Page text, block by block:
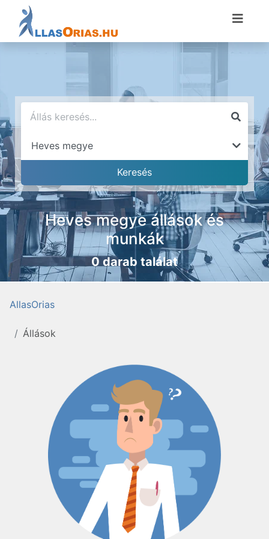
Heves megye állások és
munkák
0 darab találat
AllasOrias
Állások